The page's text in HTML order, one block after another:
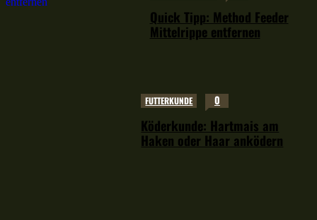
Quick Tipp: Method Feeder
Mittelrippe entfernen
FUTTERKUNDE 0
Köderkunde: Hartmais am
Haken oder Haar anködern